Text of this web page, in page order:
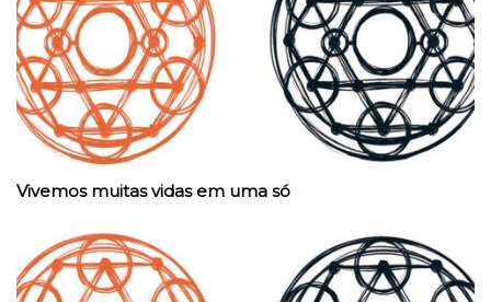
Vivemos muitas vidas em uma só